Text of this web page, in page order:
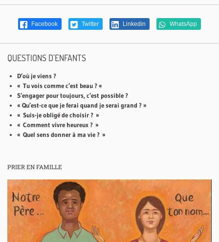
Facebook Twitter Linkedin WhatsApp
QUESTIONS D'ENFANTS
D’où je viens ?
« Tu vois comme c’est beau ? «
S’engager pour toujours, c’est possible ?
« Qu’est-ce que je ferai quand je serai grand ? »
« Suis-je obligé de choisir ? »
« Comment vivre heureux ? »
« Quel sens donner à ma vie ? »
PRIER EN FAMILLE